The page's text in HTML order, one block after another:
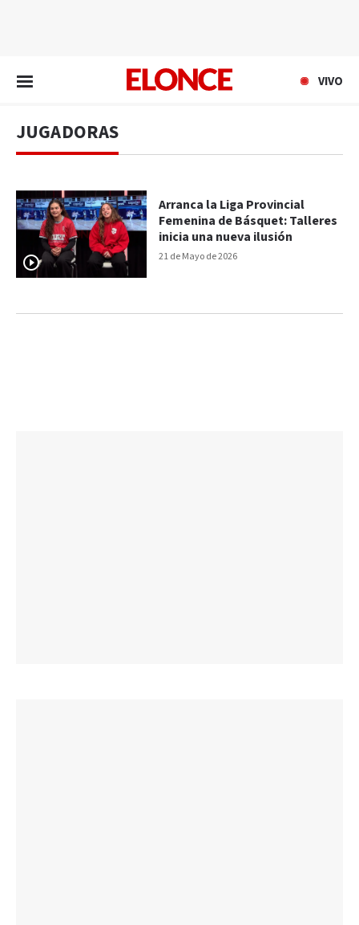
VIVO
JUGADORAS
21 de Mayo de 2026
Arranca la Liga Provincial
Femenina de Básquet: Talleres
inicia una nueva ilusión